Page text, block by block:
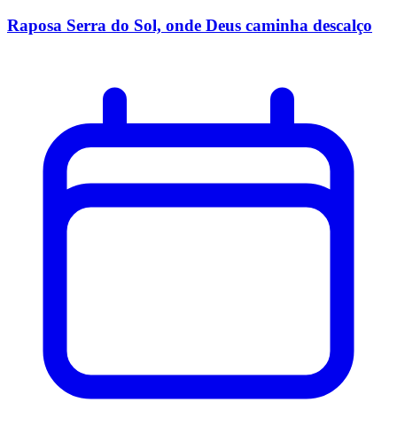
Raposa Serra do Sol, onde Deus caminha descalço